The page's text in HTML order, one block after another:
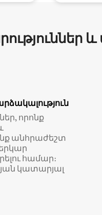
որոնք
անհրաժեշտ
համար։
կատարյալ